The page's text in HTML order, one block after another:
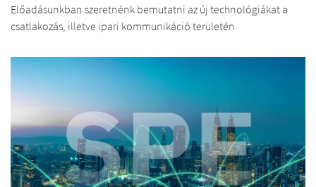
Előadásunkban szeretnénk bemutatni az új technológiákat a
csatlakozás, illetve ipari kommunikáció területén.